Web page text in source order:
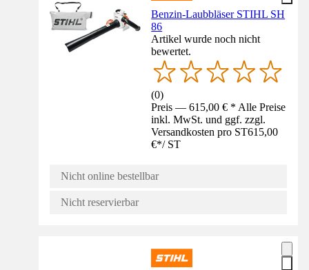
Benzin-Laubbläser STIHL SH
86
Artikel wurde noch nicht
bewertet.
(0)
Preis — 615,00 € * Alle Preise
inkl. MwSt. und ggf. zzgl.
Versandkosten pro ST615,00
€*/ ST
Nicht online bestellbar
Nicht reservierbar